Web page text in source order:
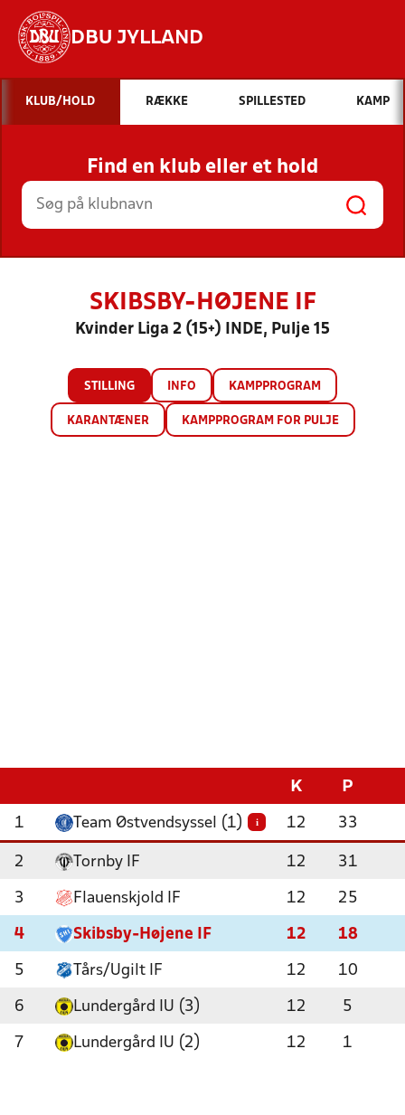
DBU JYLLAND
Hvad vil du søge efter?
INDHOLD OG NYHEDER
STILLINGER, RESULTATER, KLUBBER OG
HOLD
KLUB/HOLD RÆKKE SPILLESTED KAMP
Find en klub eller et hold
SKIBSBY-HØJENE IF
Kvinder Liga 2 (15+) INDE, Pulje 15
STILLING INFO KAMPPROGRAM
KARANTÆNER KAMPPROGRAM FOR PULJE
K P
1 Team Østvendsyssel (1) i 12 33
2 Tornby IF 12 31
3 Flauenskjold IF 12 25
4 Skibsby-Højene IF 12 18
5 Tårs/Ugilt IF 12 10
6 Lundergård IU (3) 12 5
7 Lundergård IU (2) 12 1